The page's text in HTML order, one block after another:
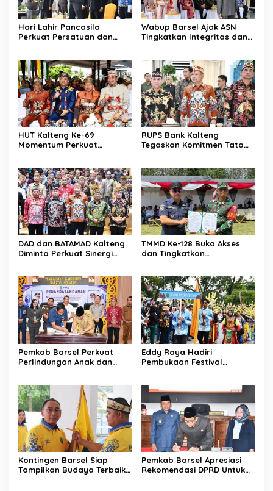
Hari Lahir Pancasila
Perkuat Persatuan dan
Wabup Barsel Ajak ASN
Tingkatkan Integritas dan
HUT Kalteng Ke-69
Momentum Perkuat
RUPS Bank Kalteng
Tegaskan Komitmen Tata
DAD dan BATAMAD Kalteng
Diminta Perkuat Sinergi
TMMD Ke-128 Buka Akses
dan Tingkatkan
Pemkab Barsel Perkuat
Perlindungan Anak dan
Eddy Raya Hadiri
Pembukaan Festival
Kontingen Barsel Siap
Tampilkan Budaya Terbaik
Pemkab Barsel Apresiasi
Rekomendasi DPRD Untuk